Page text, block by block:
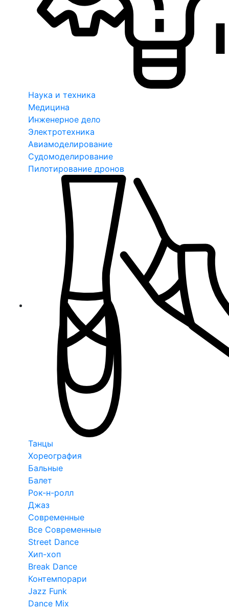
Наука и техника
Медицина
Инженерное дело
Электротехника
Авиамоделирование
Судомоделирование
Пилотирование дронов
Танцы
Хореография
Бальные
Балет
Рок-н-ролл
Джаз
Современные
Все Современные
Street Dance
Хип-хоп
Break Dance
Контемпорари
Jazz Funk
Dance Mix